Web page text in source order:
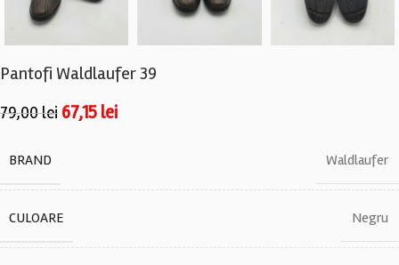
Pantofi Waldlaufer 39
79,00lei 67,15 lei
BRAND Waldlaufer
CULOARE Negru